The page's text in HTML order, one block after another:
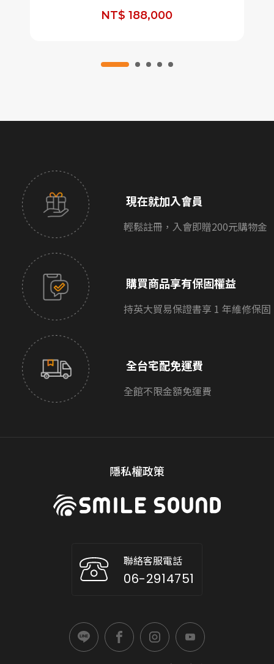
NT$ 188,000
現在就加入會員
輕鬆註冊，入會即贈200元購物金
購買商品享有保固權益
持英大貿易保證書享 1 年維修保固
全台宅配免運費
全館不限金額免運費
隱私權政策
聯絡客服電話
06-2914751